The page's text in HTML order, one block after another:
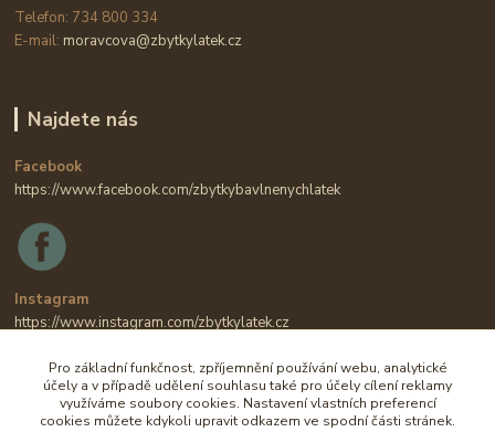
Telefon: 734 800 334
E-mail: moravcova@zbytkylatek.cz
Najdete nás
Facebook
https://www.facebook.com/zbytkybavlnenychlatek
Instagram
https://www.instagram.com/zbytkylatek.cz
Pro základní funkčnost, zpříjemnění používání webu, analytické
účely a v případě udělení souhlasu také pro účely cílení reklamy
využíváme soubory cookies. Nastavení vlastních preferencí
cookies můžete kdykoli upravit odkazem ve spodní části stránek.